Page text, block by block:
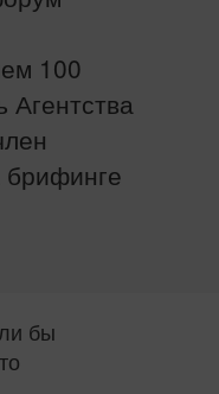
100
Агентства
бы